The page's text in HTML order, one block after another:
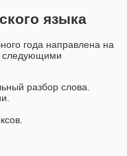
языка
года направлена на
следующими
разбор слова.